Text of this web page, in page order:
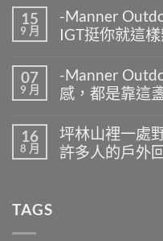
〈-
Manner
Outdoor
夏
天
露
什
麼
最
好
無
留
言
15
9 月
-Manner
IGT挺你就這
〈-
Manner
Outdoor
選
露
營
桌
無
留
言
07
9 月
-Manner
感，都是靠這
〈-
Manner
Outdoor
選
無
留
言
16
8 月
坪林山裡一處
許多人的戶外
TAGS